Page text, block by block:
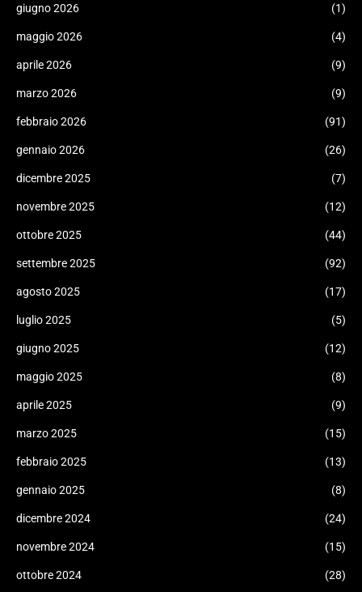
giugno 2026 (1)
maggio 2026 (4)
aprile 2026 (9)
marzo 2026 (9)
febbraio 2026 (91)
gennaio 2026 (26)
dicembre 2025 (7)
novembre 2025 (12)
ottobre 2025 (44)
settembre 2025 (92)
agosto 2025 (17)
luglio 2025 (5)
giugno 2025 (12)
maggio 2025 (8)
aprile 2025 (9)
marzo 2025 (15)
febbraio 2025 (13)
gennaio 2025 (8)
dicembre 2024 (24)
novembre 2024 (15)
ottobre 2024 (28)